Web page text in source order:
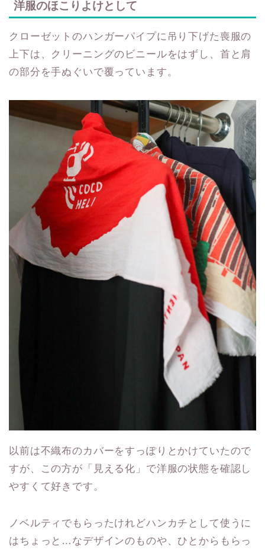
洋服のほこりよけとして
クローゼットのハンガーパイプに吊り下げた喪服の
上下は、クリーニングのビニールをはずし、首と肩
の部分を手ぬぐいで覆っています。
以前は不織布のカバーをすっぽりとかけていたので
すが、この方が「見える化」で洋服の状態を確認し
やすくて好きです。
ノベルティでもらったけれどハンカチとして使うに
はちょっと…なデザインのものや、ひとからもらっ